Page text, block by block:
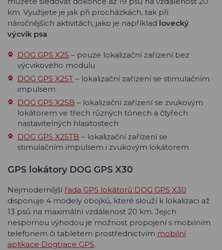
km. Využijete je jak při procházkách, tak při
náročnějších aktivitách, jako je například lovecký
výcvik psa.
DOG GPS X25 – pouze lokalizační zařízení bez
výcvikového modulu
DOG GPS X25T – lokalizační zařízení se stimulačním
impulsem
DOG GPS X25B – lokalizační zařízení se zvukovým
lokátorem ve třech různých tónech a čtyřech
nastavitelných hlasitostech
DOG GPS X25TB – lokalizační zařízení se
stimulačním impulsem i zvukovým lokátorem
GPS lokátory DOG GPS X30
Nejmodernější řada GPS lokátorů DOG GPS X30
disponuje 4 modely obojků, které slouží k lokalizaci až
13 psů na maximální vzdálenost 20 km. Jejich
nespornou výhodou je možnost propojení s mobilním
telefonem či tabletem prostřednictvím mobilní
aplikace Dogtrace GPS.